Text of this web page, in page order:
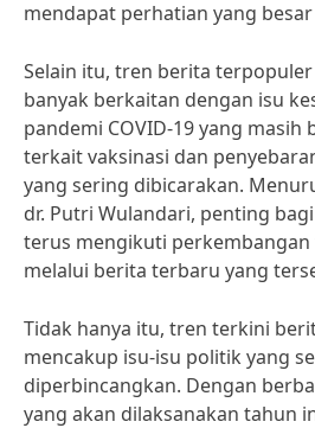
mendapat perhatian yang
Selain itu, tren berita
banyak berkaitan dengan isu
pandemi COVID-19 yang masih
terkait vaksinasi dan
yang sering dibicarakan.
dr. Putri Wulandari, penting
terus mengikuti
melalui berita terbaru yang
Tidak hanya itu, tren terkini
mencakup isu-isu politik yang
diperbincangkan. Dengan
yang akan dilaksanakan tahun